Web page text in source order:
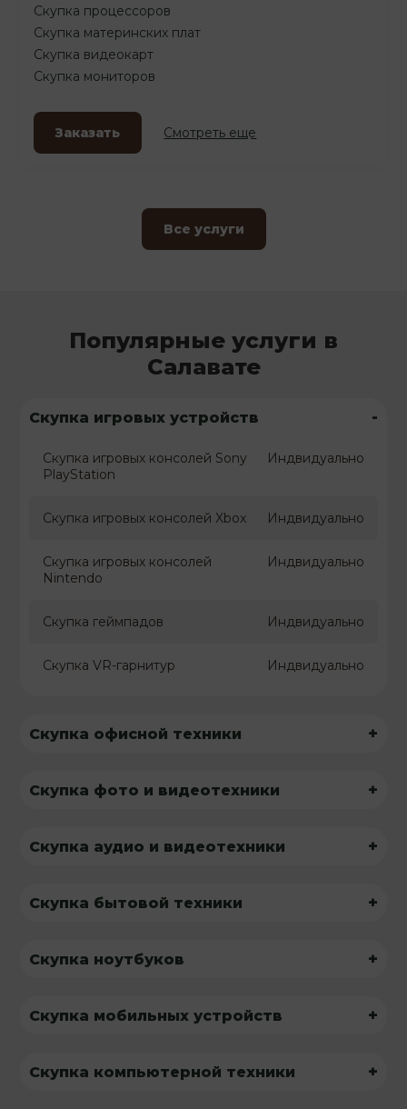
Скупка процессоров
Скупка материнских плат
Скупка видеокарт
Скупка мониторов
Заказать Смотреть еще
Все услуги
Популярные услуги в
Салавате
Скупка игровых устройств -
Скупка игровых консолей Sony
PlayStation
Индвидуально
Скупка игровых консолей Xbox Индвидуально
Скупка игровых консолей
Nintendo
Индвидуально
Скупка геймпадов Индвидуально
Скупка VR-гарнитур Индвидуально
Скупка офисной техники +
Скупка фото и видеотехники +
Скупка аудио и видеотехники +
Скупка бытовой техники +
Скупка ноутбуков +
Скупка мобильных устройств +
Скупка компьютерной техники +